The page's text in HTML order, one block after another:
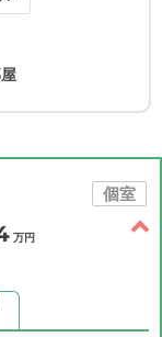
個室
万円